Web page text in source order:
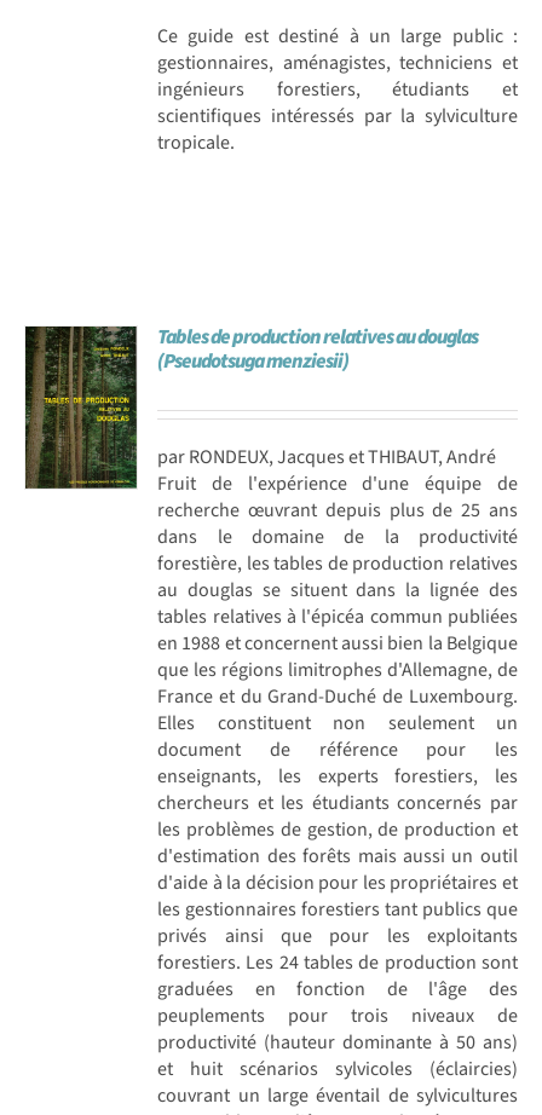
Ce guide est destiné à un large public :
gestionnaires, aménagistes, techniciens et
ingénieurs forestiers, étudiants et
scientifiques intéressés par la sylviculture
tropicale.
Tables de production relatives au douglas
(Pseudotsuga menziesii)
par RONDEUX, Jacques et THIBAUT, André
Fruit de l'expérience d'une équipe de
recherche œuvrant depuis plus de 25 ans
dans le domaine de la productivité
forestière, les tables de production relatives
au douglas se situent dans la lignée des
tables relatives à l'épicéa commun publiées
en 1988 et concernent aussi bien la Belgique
que les régions limitrophes d'Allemagne, de
France et du Grand-Duché de Luxembourg.
Elles constituent non seulement un
document de référence pour les
enseignants, les experts forestiers, les
chercheurs et les étudiants concernés par
les problèmes de gestion, de production et
d'estimation des forêts mais aussi un outil
d'aide à la décision pour les propriétaires et
les gestionnaires forestiers tant publics que
privés ainsi que pour les exploitants
forestiers. Les 24 tables de production sont
graduées en fonction de l'âge des
peuplements pour trois niveaux de
productivité (hauteur dominante à 50 ans)
et huit scénarios sylvicoles (éclaircies)
couvrant un large éventail de sylvicultures